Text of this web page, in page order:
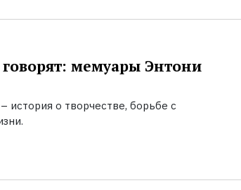
мемуары Энтони
история о творчестве, борьбе с